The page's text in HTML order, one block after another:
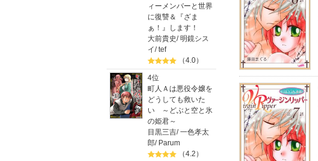
ィーメンバーと世界
に復讐＆『ざま
ぁ！』します！
大前貴史/明鏡シス
イ/tef
（4.0）
4位
町人Ａは悪役令嬢を
どうしても救いた
い ～どぶと空と氷
の姫君～
目黒三吉/一色孝太
郎/ Parum
（4.2）